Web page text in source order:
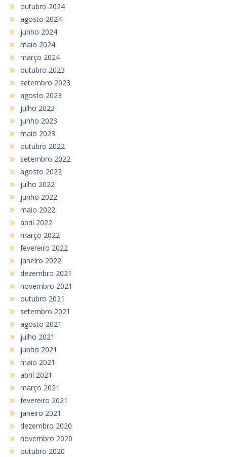
outubro 2024
agosto 2024
junho 2024
maio 2024
março 2024
outubro 2023
setembro 2023
agosto 2023
julho 2023
junho 2023
maio 2023
outubro 2022
setembro 2022
agosto 2022
julho 2022
junho 2022
maio 2022
abril 2022
março 2022
fevereiro 2022
janeiro 2022
dezembro 2021
novembro 2021
outubro 2021
setembro 2021
agosto 2021
julho 2021
junho 2021
maio 2021
abril 2021
março 2021
fevereiro 2021
janeiro 2021
dezembro 2020
novembro 2020
outubro 2020